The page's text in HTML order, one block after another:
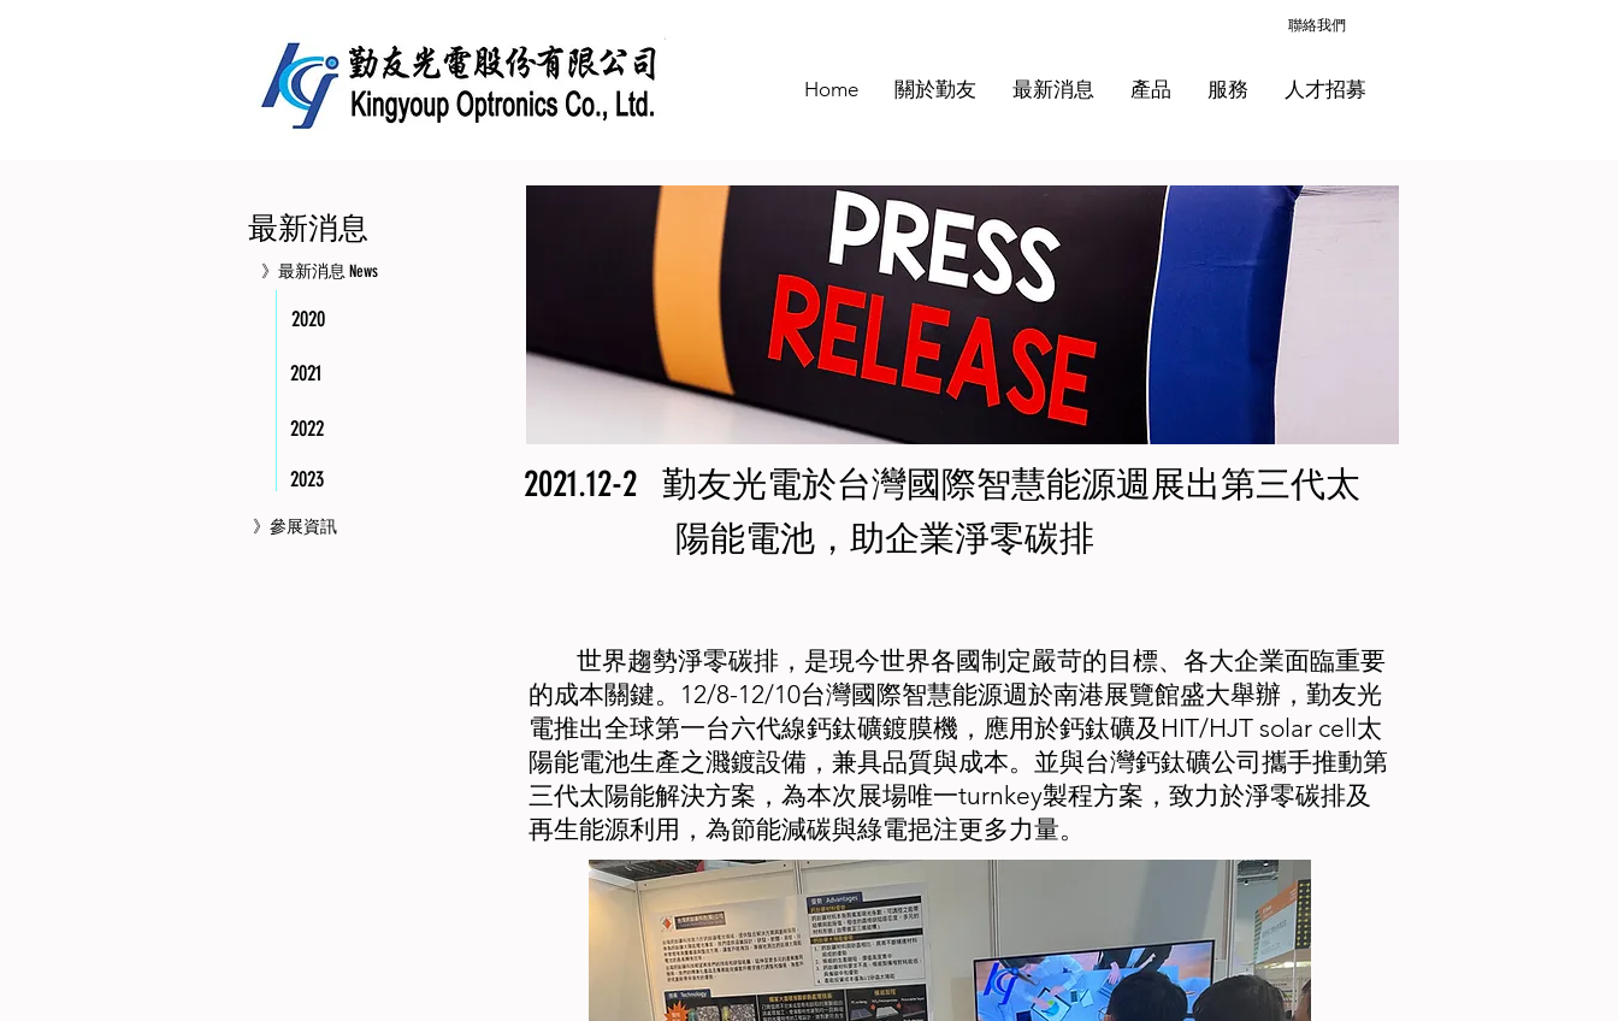
聯絡我們
Home 關於勤友 最新消息 產品 服務 人才招募
最新消息
》最新消息 News
2020
2021
2022
2023
》參展資訊
2021.12-2 勤友光電於台灣國際智慧能源週展出第三代太
陽能電池，助企業淨零碳排
世界趨勢淨零碳排，是現今世界各國制定嚴苛的目標、各大企業面臨重要
的成本關鍵。12/8-12/10台灣國際智慧能源週於南港展覽館盛大舉辦，勤友光
電推出全球第一台六代線鈣鈦礦鍍膜機，應用於鈣鈦礦及HIT/HJT solar cell太
陽能電池生產之濺鍍設備，兼具品質與成本。並與台灣鈣鈦礦公司攜手推動第
三代太陽能解決方案，為本次展場唯一turnkey製程方案，致力於淨零碳排及
再生能源利用，為節能減碳與綠電挹注更多力量。